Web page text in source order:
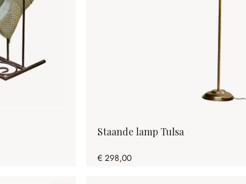
Staande lamp Tulsa
€ 298,00